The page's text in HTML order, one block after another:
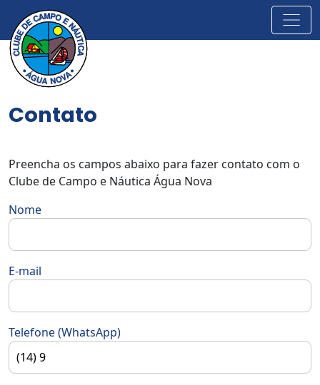
Contato
Preencha os campos abaixo para fazer contato com o
Clube de Campo e Náutica Água Nova
Nome
E-mail
Telefone (WhatsApp)